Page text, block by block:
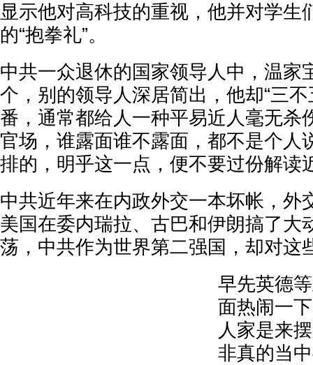
显示他对高科技的重视，他并对学生
的“抱拳礼”。
中共一众退休的国家领导人中，温家
个，别的领导人深居简出，他却“三
番，通常都给人一种平易近人毫无杀
官场，谁露面谁不露面，都不是个人
排的，明乎这一点，便不要过份解读
中共近年来在内政外交一本坏帐，外
美国在委内瑞拉、古巴和伊朗搞了大
荡，中共作为世界第二强国，却对这
早先英德
面热闹一
人家是来
非真的当